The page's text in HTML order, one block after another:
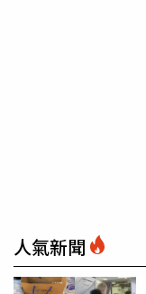
人氣新聞